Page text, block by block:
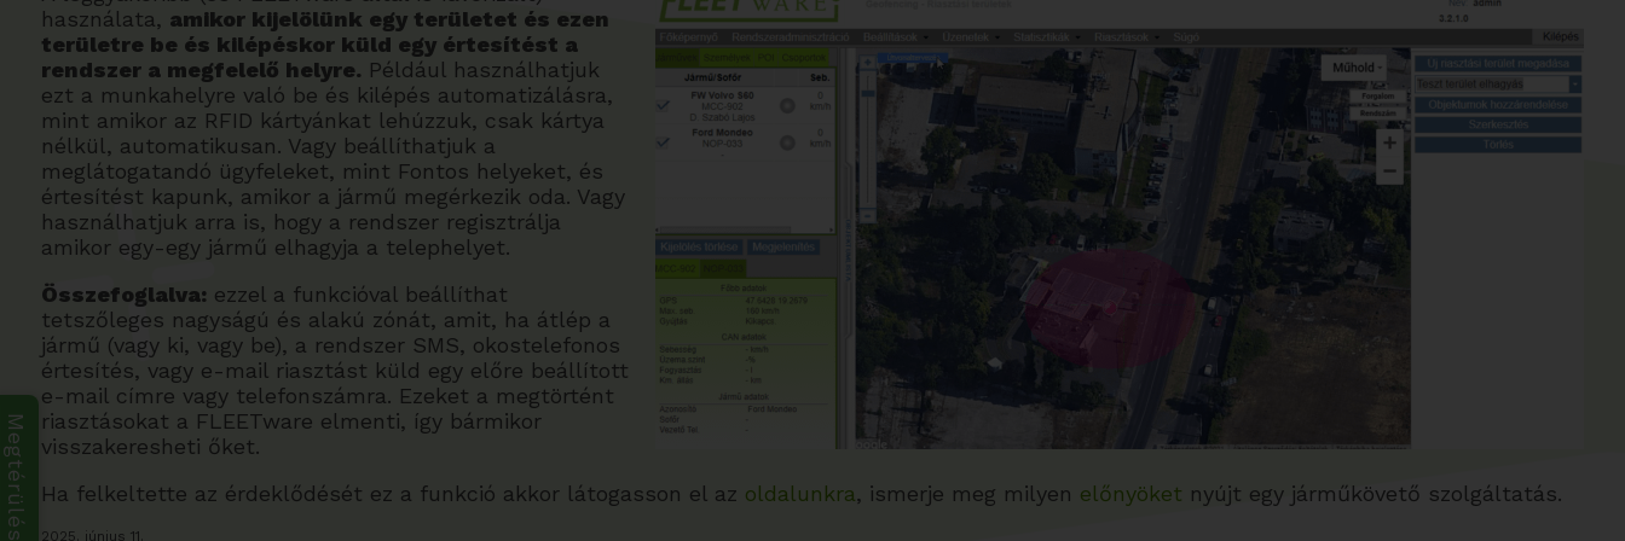
használata, amikor kijelölünk egy területet és ezen
területre be és kilépéskor küld egy értesítést a
rendszer a megfelelő helyre. Például használhatjuk
ezt a munkahelyre való be és kilépés automatizálásra,
mint amikor az RFID kártyánkat lehúzzuk, csak kártya
nélkül, automatikusan. Vagy beállíthatjuk a
meglátogatandó ügyfeleket, mint Fontos helyeket, és
értesítést kapunk, amikor a jármű megérkezik oda. Vagy
használhatjuk arra is, hogy a rendszer regisztrálja
amikor egy-egy jármű elhagyja a telephelyet.
Összefoglalva: ezzel a funkcióval beállíthat
tetszőleges nagyságú és alakú zónát, amit, ha átlép a
jármű (vagy ki, vagy be), a rendszer SMS, okostelefonos
értesítés, vagy e-mail riasztást küld egy előre beállított
e-mail címre vagy telefonszámra. Ezeket a megtörtént
riasztásokat a FLEETware elmenti, így bármikor
visszakeresheti őket.
Ha felkeltette az érdeklődését ez a funkció akkor látogasson el az oldalunkra, ismerje meg milyen előnyöket nyújt egy járműkövető szolgáltatás.
2025. június 11.